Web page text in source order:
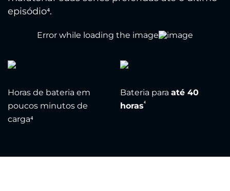
episódio⁴.
Horas de bateria em
poucos minutos de
carga⁴
Bateria para até 40
horas⁴